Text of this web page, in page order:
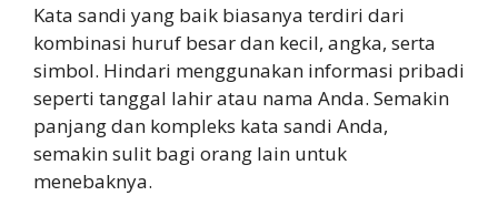
Kata sandi yang baik biasanya terdiri dari
kombinasi huruf besar dan kecil, angka, serta
simbol. Hindari menggunakan informasi pribadi
seperti tanggal lahir atau nama Anda. Semakin
panjang dan kompleks kata sandi Anda,
semakin sulit bagi orang lain untuk
menebaknya.